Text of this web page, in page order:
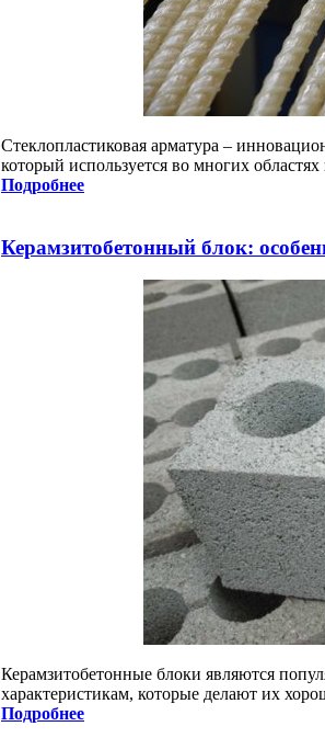
Стеклопластиковая арматура –
который используется во многих
Подробнее
Керамзитобетонный блок:
Керамзитобетонные блоки являются
характеристикам, которые делают их
Подробнее